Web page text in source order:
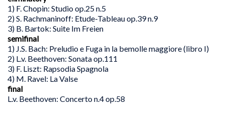
1) F. Chopin: Studio op.25 n.5
2) S. Rachmaninoff: Etude-Tableau op.39 n.9
3) B. Bartok: Suite Im Freien
semifinal
1) J.S. Bach: Preludio e Fuga in la bemolle maggiore (libro I)
2) L.v. Beethoven: Sonata op.111
3) F. Liszt: Rapsodia Spagnola
4) M. Ravel: La Valse
final
L.v. Beethoven: Concerto n.4 op.58